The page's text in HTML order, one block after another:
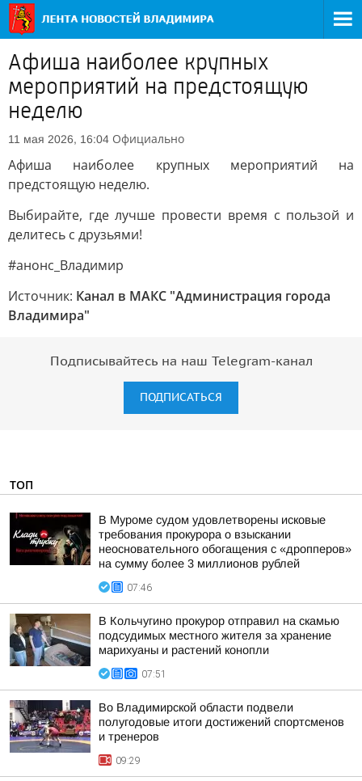
Афиша наиболее крупных
мероприятий на предстоящую
неделю
11 мая 2026, 16:04 Официально
Афиша наиболее крупных мероприятий на
предстоящую неделю.
Выбирайте, где лучше провести время с пользой и
делитесь с друзьями!
#анонс_Владимир
Источник: Канал в МАКС "Администрация города
Владимира"
Подписывайтесь на наш Telegram-канал
ПОДПИСАТЬСЯ
ТОП
В Муроме судом удовлетворены исковые
требования прокурора о взыскании
неосновательного обогащения с «дропперов»
на сумму более 3 миллионов рублей
07:46
В Кольчугино прокурор отправил на скамью
подсудимых местного жителя за хранение
марихуаны и растений конопли
07:51
Во Владимирской области подвели
полугодовые итоги достижений спортсменов
и тренеров
09:29